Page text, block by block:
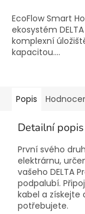
EcoFlow Smart
ekosystém
komplexní
kapacitou....
Popis
Detailní
První svého
elektrárnu,
vašeho DELTA
podpalubí.
kabel a získejte
potřebujete.